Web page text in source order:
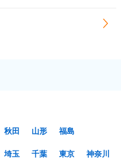
秋田 山形
福島
埼玉 千葉 東京
神奈川